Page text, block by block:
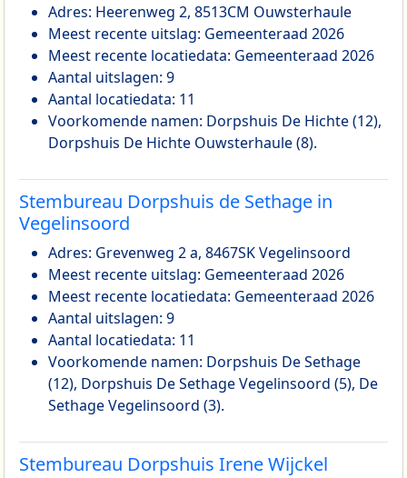
Adres: Heerenweg 2, 8513CM Ouwsterhaule
Meest recente uitslag: Gemeenteraad 2026
Meest recente locatiedata: Gemeenteraad 2026
Aantal uitslagen: 9
Aantal locatiedata: 11
Voorkomende namen: Dorpshuis De Hichte (12),
Dorpshuis De Hichte Ouwsterhaule (8).
Stembureau Dorpshuis de Sethage in
Vegelinsoord
Adres: Grevenweg 2 a, 8467SK Vegelinsoord
Meest recente uitslag: Gemeenteraad 2026
Meest recente locatiedata: Gemeenteraad 2026
Aantal uitslagen: 9
Aantal locatiedata: 11
Voorkomende namen: Dorpshuis De Sethage
(12), Dorpshuis De Sethage Vegelinsoord (5), De
Sethage Vegelinsoord (3).
Stembureau Dorpshuis Irene Wijckel